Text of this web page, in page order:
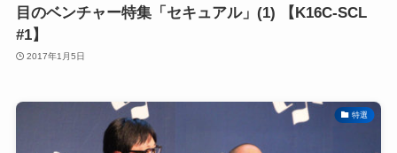
目のベンチャー特集「セキュアル」(1) 【K16C-SCL
#1】
2017年1月5日
特選